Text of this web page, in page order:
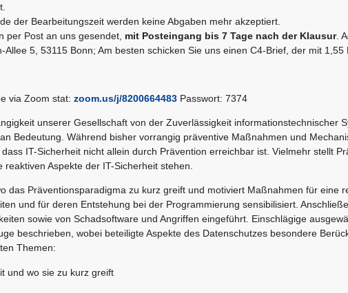
der Bearbeitungszeit werden keine Abgaben mehr akzeptiert.
per Post an uns gesendet, mit Posteingang bis 7 Tage nach der Klausur.
Allee 5, 53115 Bonn; Am besten schicken Sie uns einen C4-Brief, der mit 1,55
via Zoom stat: zoom.us/j/8200664483Passwort: 7374
unserer Gesellschaft von der Zuverlässigkeit informationstechnischer
Bedeutung. Während bisher vorrangig präventive Maßnahmen und
IT-Sicherheit nicht allein durch Prävention erreichbar ist. Vielmehr stellt
Aspekte der IT-Sicherheit stehen.
das Präventionsparadigma zu kurz greift und motiviert Maßnahmen für eine
und für deren Entstehung bei der Programmierung sensibilisiert.
sowie von Schadsoftware und Angriffen eingeführt. Einschlägige
beschrieben, wobei beteiligte Aspekte des Datenschutzes besondere
Themen:
und wo sie zu kurz greift